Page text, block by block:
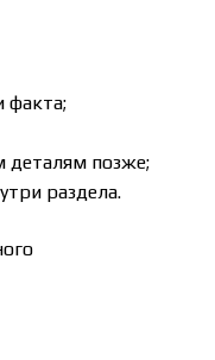
факта;
деталям позже;
раздела.